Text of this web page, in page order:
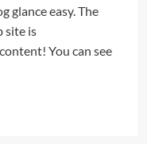
glance easy. The
site is
You can see